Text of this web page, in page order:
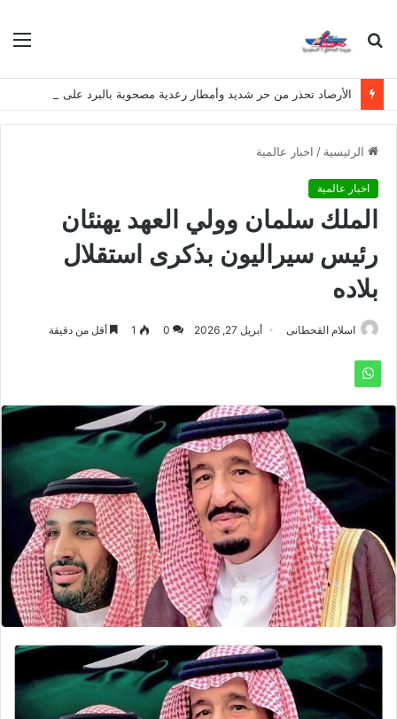
بحث
الرئيسية / اخبار عالمية
اخبار عالمية
الملك سلمان وولي العهد يهنئان
رئيس سيراليون بذكرى استقلال
بلاده
اسلام القحطانى أبريل 27, 2026 0
1 أقل من دقيقة